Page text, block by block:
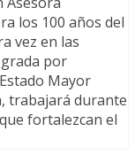
los 100 años del
vez en las
por
Mayor
trabajará durante
fortalezcan el